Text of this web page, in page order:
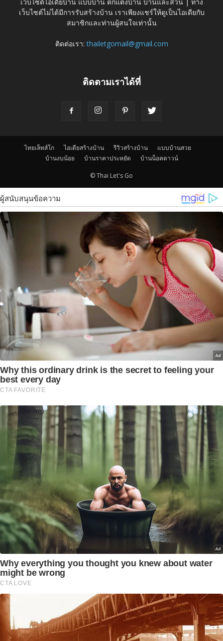
เว็บไซต์ไม่ได้มีการรับสร้างบ้าน เราเพียงแชร์ให้ดูเป็นไอเดียกับ
สมาชิกและท่านผู้สนใจเท่านั้น
ติดต่อเรา:thailetgomail@gmail.com
ติดตามเราได้ที่
ไทยเล็ทส์โก ไอเดียสร้างบ้าน รีวิวสร้างบ้าน
แบบบ้านสวย
บ้านงบน้อย
บ้านราคาประหยัด บ้านน็อคดาวน์
© Thai Let's Go